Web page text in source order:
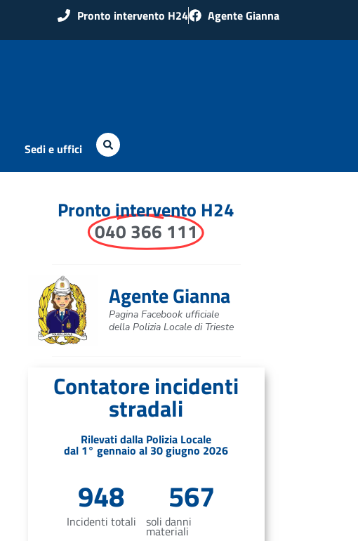
Pronto intervento H24 Agente Gianna
Sedi e uffici
Pronto intervento H24
040 366 111
Agente Gianna
Pagina Facebook ufficiale
della Polizia Locale di Trieste
Contatore incidenti
stradali
Rilevati dalla Polizia Locale
dal 1° gennaio al 30 giugno 2026
Incidenti totali
948
soli danni
materiali
567